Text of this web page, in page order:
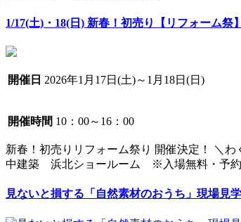
1/17(土)・18(日) 新春！初売り【リフォーム祭
開催日 2026年1月17日(土)～1月18日(日)
開催時間 10：00～16：00
新春！初売りリフォーム祭り 開催決定！
中建築 浜北ショールーム ※入場無料・予
見ないと損する「自然素材のおうち」現場見